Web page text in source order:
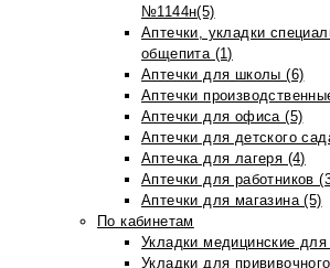
№1144н(5)
Аптечки, укладки
общепита (1)
Аптечки для школы (6)
Аптечки
Аптечки для офиса (5)
Аптечки для детского
Аптечка для лагеря (4)
Аптечки для работников
Аптечки для магазина (5)
По кабинетам
Укладки медицинские
Укладки для